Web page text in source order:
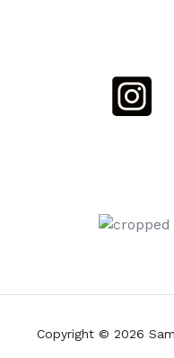
Copyright © 2026